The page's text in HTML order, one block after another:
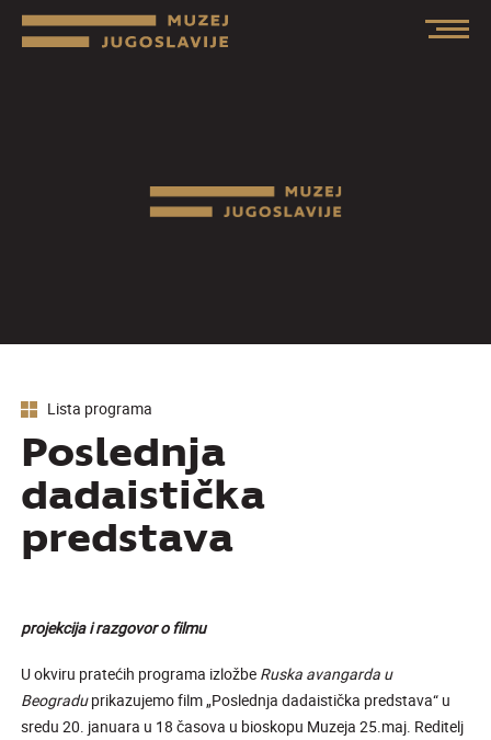
Lista programa
Poslednja
dadaistička
predstava
projekcija i razgovor o filmu
U okviru pratećih programa izložbe Ruska avangarda u
Beograduprikazujemo film „Poslednja dadaistička predstava“ u
sredu 20. januara u 18 časova u bioskopu Muzeja 25.maj. Reditelj